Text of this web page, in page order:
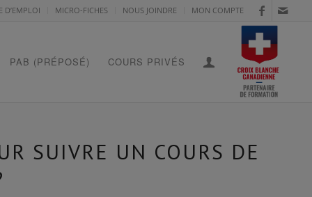
D’EMPLOI MICRO-FICHES NOUS JOINDRE MON COMPTE
PAB (PRÉPOSÉ) COURS PRIVÉS
SUIVRE UN COURS DE